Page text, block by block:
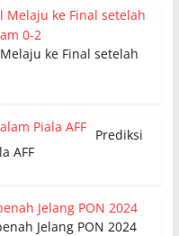
ke Final setelah
Prediksi
AFF
Jelang PON 2024